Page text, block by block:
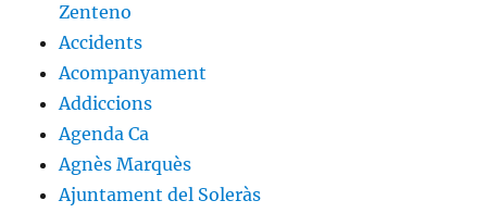
Zenteno
Accidents
Acompanyament
Addiccions
Agenda Ca
Agnès Marquès
Ajuntament del Soleràs